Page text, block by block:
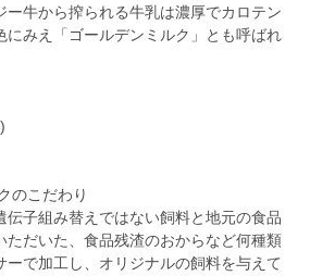
ー牛から搾られる牛乳は濃厚でカロテン
にみえ「ゴールデンミルク」とも呼ばれ
のこだわり
伝子組み替えではない飼料と地元の食品
ただいた、食品残渣のおからなど何種類
ーで加工し、オリジナルの飼料を与えて